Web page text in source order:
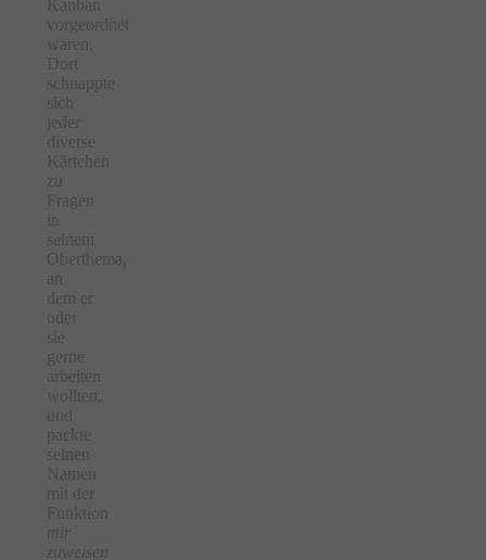
Kanban
vorgeordnet
waren.
Dort
schnappte
sich
jeder
diverse
Kärtchen
zu
Fragen
seinem
Oberthema,
an
dem er
oder
sie
gerne
arbeiten
wollten,
und
packte
seinen
Namen
mit der
Funktion
mir
zuweisen